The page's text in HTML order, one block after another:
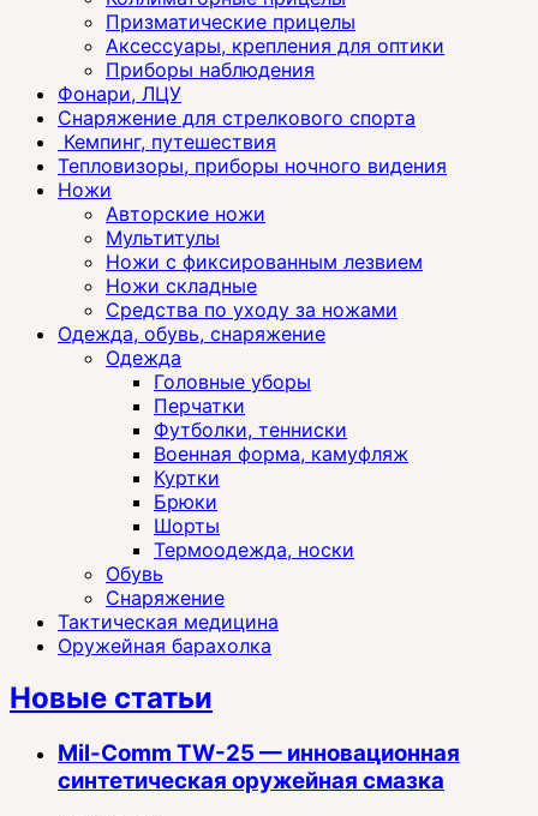
Призматические прицелы
Аксессуары, крепления для оптики
Приборы наблюдения
Фонари, ЛЦУ
Снаряжение для стрелкового спорта
Кемпинг, путешествия
Тепловизоры, приборы ночного видения
Ножи
Авторские ножи
Мультитулы
Ножи с фиксированным лезвием
Ножи складные
Средства по уходу за ножами
Одежда, обувь, снаряжение
Одежда
Головные уборы
Перчатки
Футболки, тенниски
Военная форма, камуфляж
Куртки
Брюки
Шорты
Термоодежда, носки
Обувь
Снаряжение
Тактическая медицина
Оружейная барахолка
Новые статьи
Mil-Comm TW-25 — инновационная
синтетическая оружейная смазка